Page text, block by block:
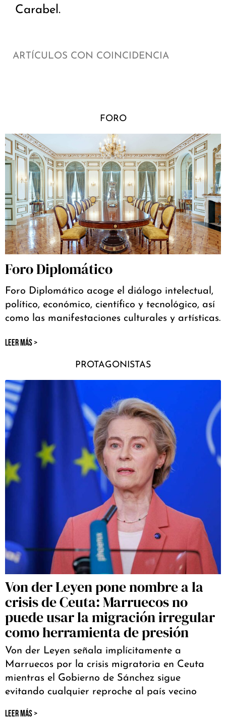
Carabel.
ARTÍCULOS CON COINCIDENCIA
FORO
Foro Diplomático
Foro Diplomático acoge el diálogo intelectual,
político, económico, científico y tecnológico, así
como las manifestaciones culturales y artísticas.
LEER MÁS >
PROTAGONISTAS
Von der Leyen pone nombre a la
crisis de Ceuta: Marruecos no
puede usar la migración irregular
como herramienta de presión
Von der Leyen señala implícitamente a
Marruecos por la crisis migratoria en Ceuta
mientras el Gobierno de Sánchez sigue
evitando cualquier reproche al país vecino
LEER MÁS >